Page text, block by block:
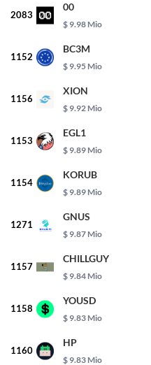
2083
00
$ 9.98 Mio
1152
BC3M
$ 9.95 Mio
1156
XION
$ 9.92 Mio
1153
EGL1
$ 9.89 Mio
1154
KORUB
$ 9.89 Mio
1271
GNUS
$ 9.87 Mio
1157
CHILLGUY
$ 9.84 Mio
1158
YOUSD
$ 9.83 Mio
1160
HP
$ 9.83 Mio